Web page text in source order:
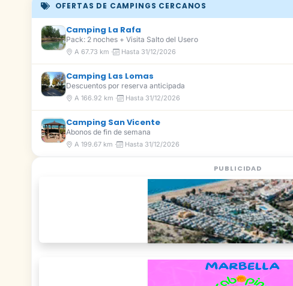
OFERTAS DE CAMPINGS CERCANOS
Camping La Rafa
Pack: 2 noches + Visita Salto del Usero
A 67.73 km · Hasta 31/12/2026
Camping Las Lomas
Descuentos por reserva anticipada
A 166.92 km · Hasta 31/12/2026
Camping San Vicente
Abonos de fin de semana
A 199.67 km · Hasta 31/12/2026
PUBLICIDAD